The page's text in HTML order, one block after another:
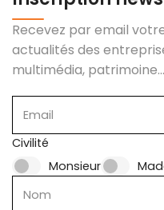
Recevez par email
actualités des
multimédia, patrimoine...
Email
Monsieur
Civilité
Nom